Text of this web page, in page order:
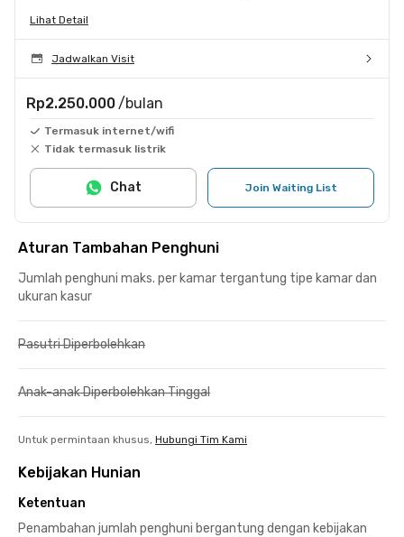
Lihat Detail
Jadwalkan Visit
Rp2.250.000 /bulan
Termasuk internet/wifi
Tidak termasuk listrik
Join Waiting List
Chat
Aturan Tambahan Penghuni
Jumlah penghuni maks. per kamar tergantung tipe kamar dan
ukuran kasur
Pasutri Diperbolehkan
Anak-anak Diperbolehkan Tinggal
Untuk permintaan khusus, Hubungi Tim Kami
Kebijakan Hunian
Ketentuan
Penambahan jumlah penghuni bergantung dengan kebijakan